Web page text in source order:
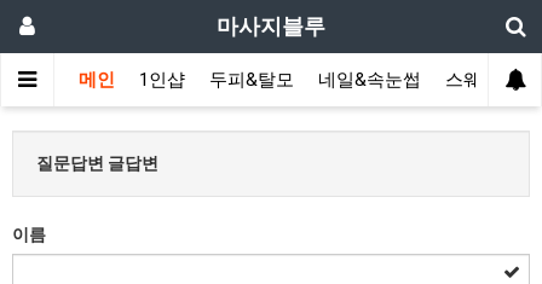
마사지블루
메인 1인샵 두피&탈모 네일&속눈썹 스웨디시(
질문답변 글답변
이름